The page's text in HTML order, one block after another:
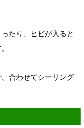
たり、ヒビが入ると
合わせてシーリング